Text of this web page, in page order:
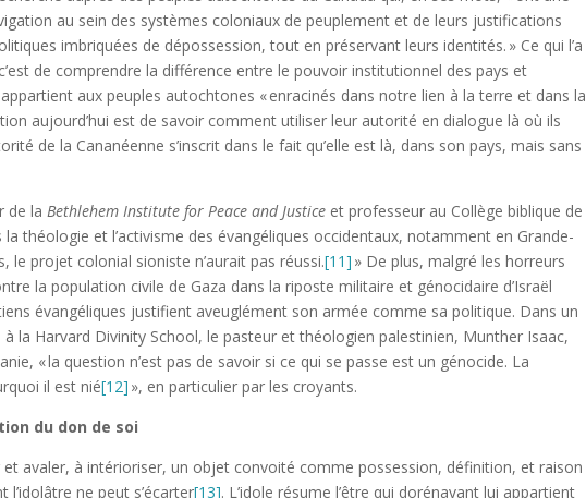
au sein des systèmes coloniaux de peuplement et de leurs justifications
imbriquées de dépossession, tout en préservant leurs identités. » Ce qui l’a
de comprendre la différence entre le pouvoir institutionnel des pays et
aux peuples autochtones « enracinés dans notre lien à la terre et dans la
aujourd’hui est de savoir comment utiliser leur autorité en dialogue là où ils
de la Cananéenne s’inscrit dans le fait qu’elle est là, dans son pays, mais sans
de laBethlehem Institute for Peace and Justice et professeur au Collège biblique de
la théologie et l’activisme des évangéliques occidentaux, notamment en Grande-
le projet colonial sioniste n’aurait pas réussi.[11] » De plus, malgré les horreurs
la population civile de Gaza dans la riposte militaire et génocidaire d’Israël
évangéliques justifient aveuglément son armée comme sa politique. Dans un
la Harvard Divinity School, le pasteur et théologien palestinien, Munther Isaac,
« la question n’est pas de savoir si ce qui se passe est un génocide. La
il est nié[12] », en particulier par les croyants.
du don de soi
et avaler, à intérioriser, un objet convoité comme possession, définition, et raison
l’idolâtre ne peut s’écarter[13]. L’idole résume l’être qui dorénavant lui appartient